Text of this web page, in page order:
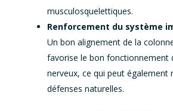
musculosquelettiques.
Renforcement du système
Un bon alignement de la
favorise le bon fonctionnement
nerveux, ce qui peut également
défenses naturelles.